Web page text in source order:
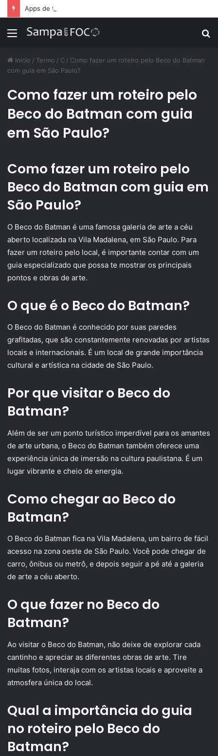
Menu
Início / Termo / C / Como fazer um roteiro pelo Beco do Batman
com guia em São Paulo?
Como fazer um roteiro pelo
Beco do Batman com guia
em São Paulo?
Como fazer um roteiro pelo
Beco do Batman com guia em
São Paulo?
O Beco do Batman é uma famosa galeria de arte a céu
aberto localizada na Vila Madalena, em São Paulo. Para
fazer um roteiro pelo local, é importante contar com um
guia especializado que possa te mostrar os principais
pontos e obras de arte.
O que é o Beco do Batman?
O Beco do Batman é conhecido por suas paredes
grafitadas, que são constantemente renovadas por artistas
locais e internacionais. É um local de grande importância
cultural e artística na cidade de São Paulo.
Por que visitar o Beco do
Batman?
Além de ser um ponto turístico imperdível para os amantes
de arte urbana, o Beco do Batman também oferece uma
experiência única de imersão na cultura paulistana. É um
lugar vibrante e cheio de energia.
Como chegar ao Beco do
Batman?
O Beco do Batman fica na Vila Madalena, um bairro de fácil
acesso na zona oeste de São Paulo. Você pode chegar de
carro, ônibus ou metrô, e depois seguir a pé até a galeria
de arte a céu aberto.
O que fazer no Beco do
Batman?
Ao visitar o Beco do Batman, não deixe de explorar cada
cantinho e apreciar as diferentes obras de arte. Tire
muitas fotos, interaja com os artistas locais e aproveite a
atmosfera única do local.
Qual a importância do guia
no roteiro pelo Beco do
Batman?